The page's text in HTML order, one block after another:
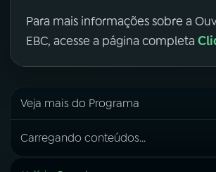
Para mais informações sobre a
EBC, acesse a página completa
Veja mais do Programa
Carregando conteúdos...